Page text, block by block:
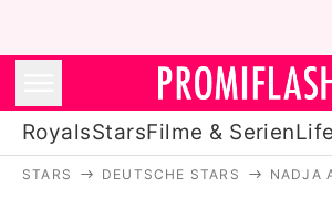
RoyalsStarsFilme & Serien
STARS DEUTSCHE STARS NADJA